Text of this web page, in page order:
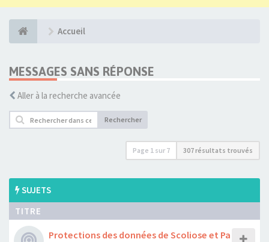
Accueil
MESSAGES SANS RÉPONSE
Aller à la recherche avancée
Rechercher
Page 1 sur 7 307 résultats trouvés
SUJETS
TITRE
Protections des données de Scoliose et Pa